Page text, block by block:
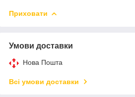
Приховати
Умови доставки
Нова Пошта
Всі умови доставки